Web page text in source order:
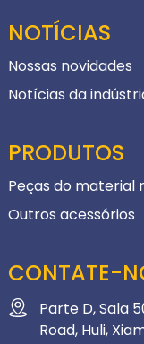
NOTÍCIAS
Nossas novidades
Notícias da
PRODUTOS
Peças do material
Outros acessórios
CONTATE-
Parte D, Sala
Road, Huli,